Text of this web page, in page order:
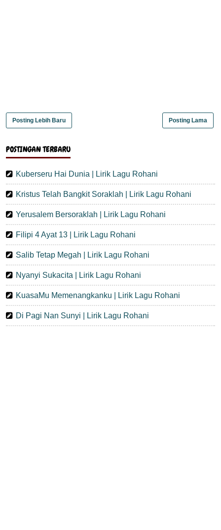
Posting Lebih Baru Posting Lama
POSTINGAN TERBARU
Kuberseru Hai Dunia | Lirik Lagu Rohani
Kristus Telah Bangkit Soraklah | Lirik Lagu Rohani
Yerusalem Bersoraklah | Lirik Lagu Rohani
Filipi 4 Ayat 13 | Lirik Lagu Rohani
Salib Tetap Megah | Lirik Lagu Rohani
Nyanyi Sukacita | Lirik Lagu Rohani
KuasaMu Memenangkanku | Lirik Lagu Rohani
Di Pagi Nan Sunyi | Lirik Lagu Rohani